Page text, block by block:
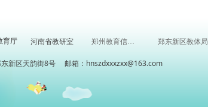
东新区天韵街8号 邮箱：hnszdxxxzxx@163.com
郑东新区教体局
郑州教育信息网
育厅 河南省教研室